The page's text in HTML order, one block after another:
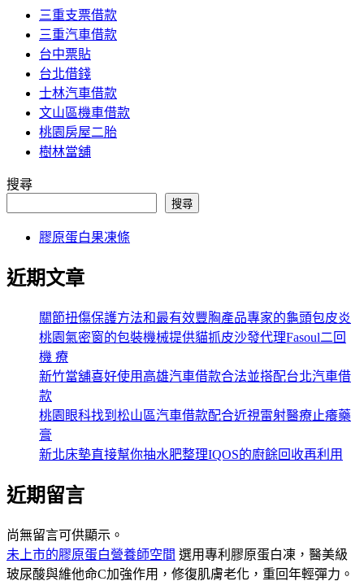
三重支票借款
三重汽車借款
台中票貼
台北借錢
士林汽車借款
文山區機車借款
桃園房屋二胎
樹林當舖
搜尋
搜尋
膠原蛋白果凍條
近期文章
關節扭傷保護方法和最有效豐胸產品專家的龜頭包皮炎
桃園氣密窗的包裝機械提供貓抓皮沙發代理Fasoul二回
機 療
新竹當舖喜好使用高雄汽車借款合法並搭配台北汽車借
款
桃園眼科找到松山區汽車借款配合近視雷射醫療止癢藥
膏
新北床墊直接幫你抽水肥整理IQOS的廚餘回收再利用
近期留言
尚無留言可供顯示。
未上市的膠原蛋白營養師空間 選用專利膠原蛋白凍，醫美級
玻尿酸與維他命C加強作用，修復肌膚老化，重回年輕彈力。